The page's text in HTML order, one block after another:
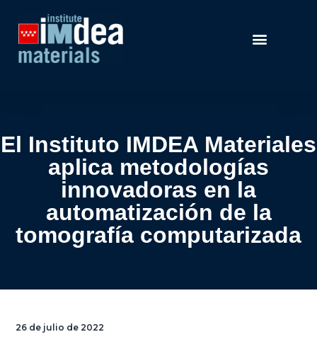
El Instituto IMDEA Materiales
aplica metodologías
innovadoras en la
automatización de la
tomografía computarizada
26 de julio de 2022